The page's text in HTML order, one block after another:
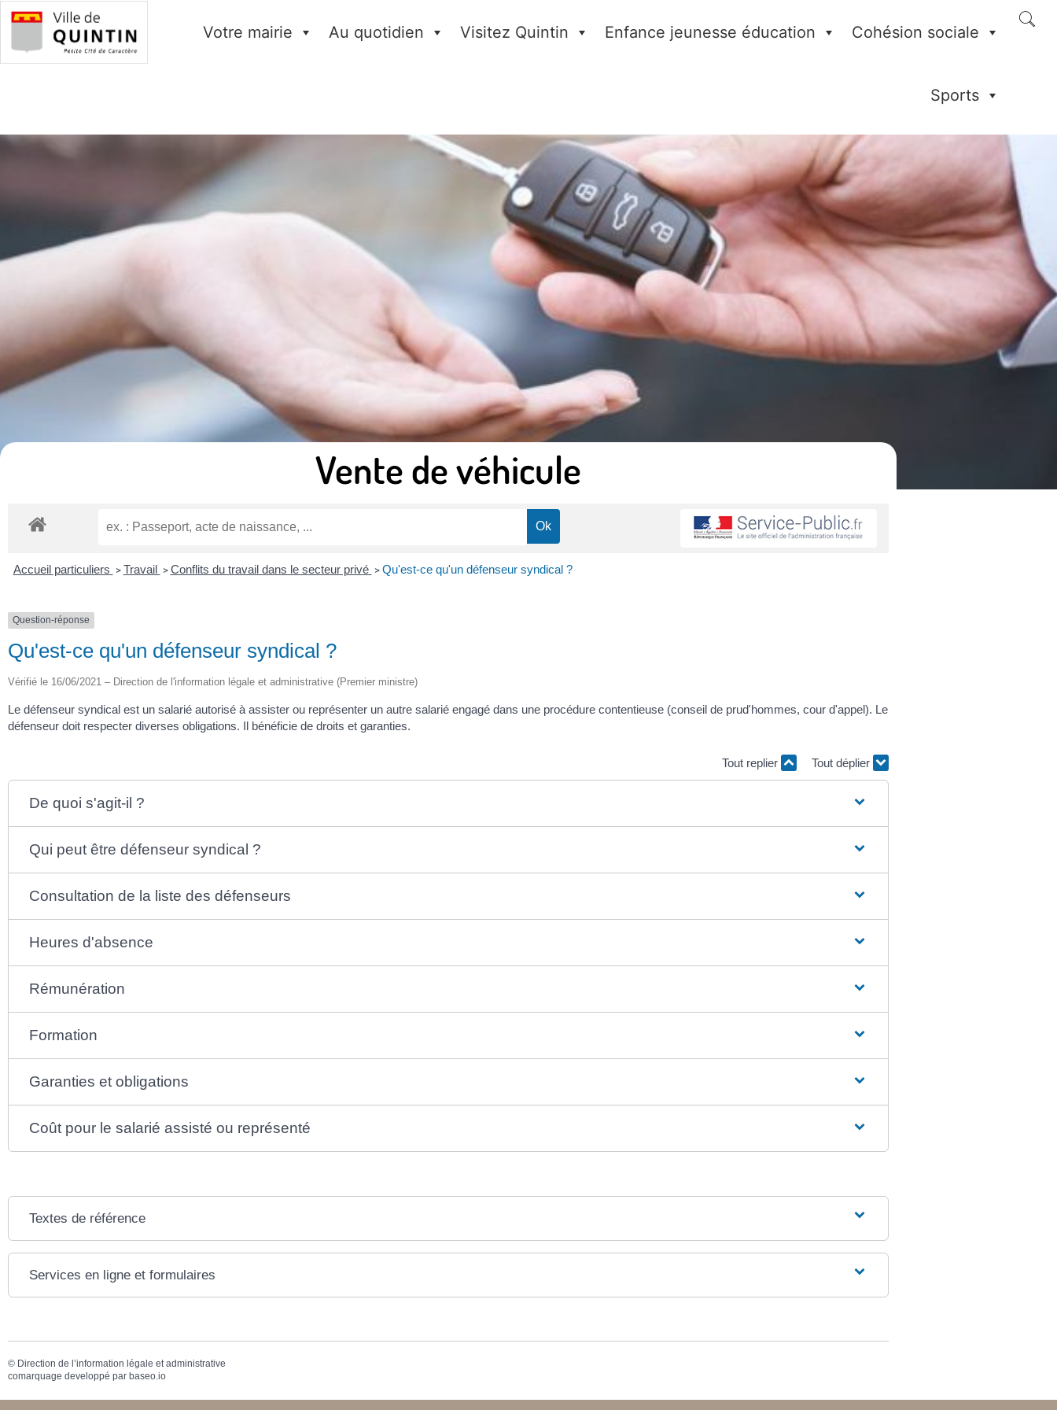
Votre mairie Au quotidien Visitez Quintin Enfance jeunesse éducation Cohésion sociale
Sports
Vente de véhicule
Accueil particuliers > Travail > Conflits du travail dans le secteur privé > Qu'est-ce qu'un défenseur syndical ?
Question-réponse
Qu'est-ce qu'un défenseur syndical ?
Vérifié le 16/06/2021 – Direction de l'information légale et administrative (Premier ministre)
Le défenseur syndical est un salarié autorisé à assister ou représenter un autre salarié engagé dans une procédure contentieuse (conseil de prud'hommes, cour d'appel). Le
défenseur doit respecter diverses obligations. Il bénéficie de droits et garanties.
Tout replier Tout déplier
De quoi s'agit-il ?
Qui peut être défenseur syndical ?
Consultation de la liste des défenseurs
Heures d'absence
Rémunération
Formation
Garanties et obligations
Coût pour le salarié assisté ou représenté
Textes de référence
Services en ligne et formulaires
© Direction de l’information légale et administrative
comarquage developpé par baseo.io